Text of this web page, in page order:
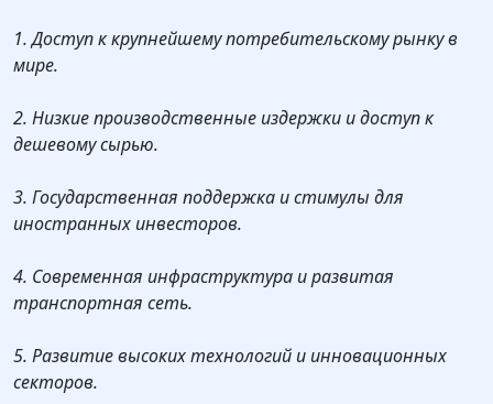
1. Доступ к крупнейшему потребительскому рынку в
мире.
2. Низкие производственные издержки и доступ к
дешевому сырью.
3. Государственная поддержка и стимулы для
иностранных инвесторов.
4. Современная инфраструктура и развитая
транспортная сеть.
5. Развитие высоких технологий и инновационных
секторов.